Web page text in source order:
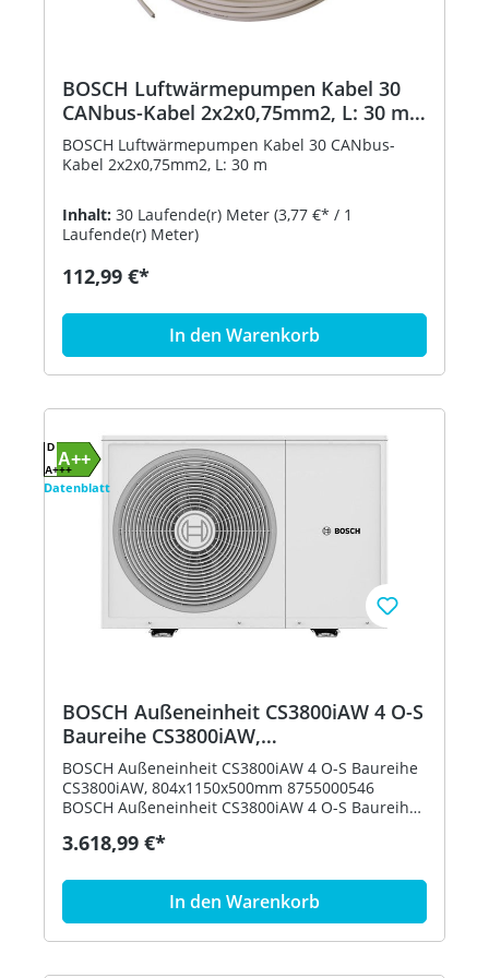
BOSCH Luftwärmepumpen Kabel 30
CANbus-Kabel 2x2x0,75mm2, L: 30 m
8738206184
BOSCH Luftwärmepumpen Kabel 30 CANbus-
Kabel 2x2x0,75mm2, L: 30 m
Inhalt: 30 Laufende(r) Meter (3,77 €* / 1
Laufende(r) Meter)
112,99 €*
In den Warenkorb
A++
D
A+++
Datenblatt
BOSCH Außeneinheit CS3800iAW 4 O-S
Baureihe CS3800iAW,
804x1150x500mm 8755000546
BOSCH Außeneinheit CS3800iAW 4 O-S Baureihe
CS3800iAW, 804x1150x500mm 8755000546
BOSCH Außeneinheit CS3800iAW 4 O-S Baureihe
804x1150x500mmGerätebeschreibung: -
in Monoblock-Ausführung - Natürliches
Kältemittel R290 (Propan) mit äußerst geringem
Treibhauspoten- tial - Attraktives Preis-
Leistungsverhältnis mit Fokus auf den Einsatz
3.618,99 €*
In den Warenkorb